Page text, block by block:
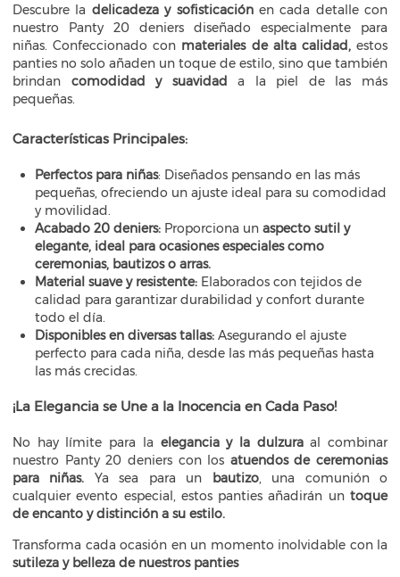
Descubre la delicadeza y sofisticaciónen cada detalle con
nuestro Panty 20 deniers diseñado especialmente para
niñas. Confeccionado con materiales de alta calidad,estos
panties no solo añaden un toque de estilo, sino que también
brindan comodidad y suavidada la piel de las más
pequeñas.
Características Principales:
Perfectos para niñas: Diseñados pensando en las más
pequeñas, ofreciendo un ajuste ideal para su comodidad
y movilidad.
Acabado 20 deniers: Proporciona un aspecto sutil y
elegante, ideal para ocasiones especiales como
ceremonias, bautizos o arras.
Material suave y resistente: Elaborados con tejidos de
calidad para garantizar durabilidad y confort durante
todo el día.
Disponibles en diversas tallas: Asegurando el ajuste
perfecto para cada niña, desde las más pequeñas hasta
las más crecidas.
¡La Elegancia se Une a la Inocencia en Cada Paso!
No hay límite para la elegancia y la dulzuraal combinar
nuestro Panty 20 deniers con los atuendos de ceremonias
para niñas. Ya sea para un bautizo, una comunión o
cualquier evento especial, estos panties añadirán un toque
de encanto y distinción a su estilo.
Transforma cada ocasión en un momento inolvidable con la
sutileza y belleza de nuestros panties